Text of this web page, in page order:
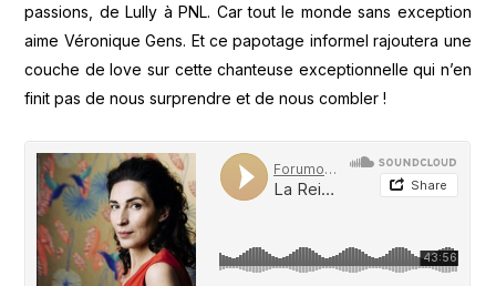
passions, de Lully à PNL. Car tout le monde sans exception
aime Véronique Gens. Et ce papotage informel rajoutera une
couche de love sur cette chanteuse exceptionnelle qui n’en
finit pas de nous surprendre et de nous combler !